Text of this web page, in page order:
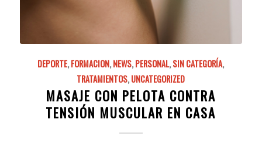
DEPORTE,FORMACION,NEWS,PERSONAL,SIN CATEGORÍA,
TRATAMIENTOS,UNCATEGORIZED
MASAJE CON PELOTA CONTRA
TENSIÓN MUSCULAR EN CASA